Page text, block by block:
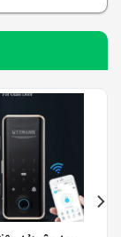
tử vân tay